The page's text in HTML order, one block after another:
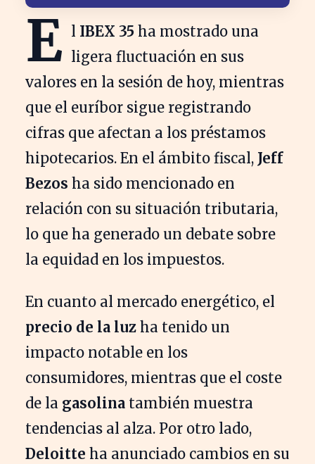
E l IBEX 35 ha mostrado una
ligera fluctuación en sus
valores en la sesión de hoy, mientras
que el euríbor sigue registrando
cifras que afectan a los préstamos
hipotecarios. En el ámbito fiscal, Jeff
Bezos ha sido mencionado en
relación con su situación tributaria,
lo que ha generado un debate sobre
la equidad en los impuestos.
En cuanto al mercado energético, el
precio de la luz ha tenido un
impacto notable en los
consumidores, mientras que el coste
de la gasolina también muestra
tendencias al alza. Por otro lado,
Deloitte ha anunciado cambios en su